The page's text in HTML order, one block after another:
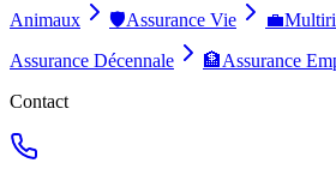
Animaux
🛡️Assurance Vie 💼
Assurance Décennale
🏦Assurance
Contact